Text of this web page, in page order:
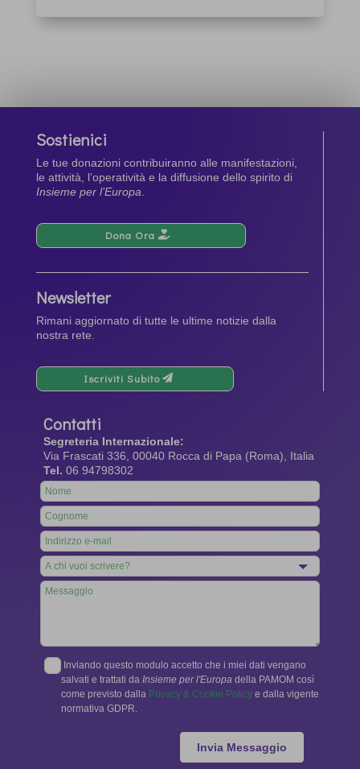
Sostienici
Le tue donazioni contribuiranno alle manifestazioni,
le attività, l’operatività e la diffusione dello spirito di
Insieme per l’Europa
Dona Ora
Newsletter
Rimani aggiornato di tutte le ultime notizie dalla
nostra rete.
Iscriviti Subito
Contatti
Segreteria Internazionale:
Via Frascati 336, 00040 Rocca di Papa (Roma), Italia
Tel. 06 94798302
Leave
this
field
blank
Inviando questo modulo accetto che i miei dati vengano
salvati e trattati da Insieme per l'Europa della PAMOM così
come previsto dalla Privacy & Cookie Policy e dalla vigente
normativa GDPR.
Invia Messaggio